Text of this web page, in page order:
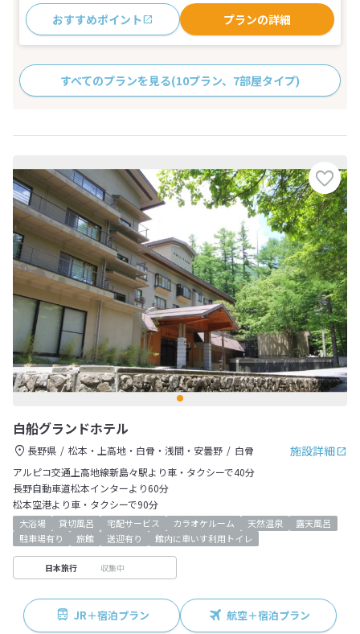
おすすめポイント プランの詳細
すべてのプランを見る(10プラン、7部屋タイプ)
白船グランドホテル
施設詳細
長野県 松本・上高地・白骨・浅間・安曇野
白骨
アルピコ交通上高地線新島々駅より車・タクシーで40分
長野自動車道松本インターより60分
松本空港より車・タクシーで90分
大浴場 貸切風呂 宅配サービス カラオケルーム 天然温泉
露天風呂
駐車場有り
旅館 送迎有り 館内に車いす利用トイレ
日本旅行 収集中
JR＋宿泊プラン 航空＋宿泊プラン